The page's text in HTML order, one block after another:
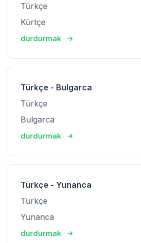
Türkçe
Kürtçe
durdurmak
Türkçe - Bulgarca
Türkçe
Bulgarca
durdurmak
Türkçe - Yunanca
Türkçe
Yunanca
durdurmak